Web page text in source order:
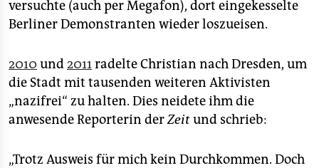
versuchte (auch per Megafon), dort eingekesselte
Berliner Demonstranten wieder loszueisen.
2010 und2011radelte Christian nach Dresden, um
die Stadt mit tausenden weiteren Aktivisten
„nazifrei“ zu halten. Dies neidete ihm die
anwesende Reporterin derZeitund schrieb:
„Trotz Ausweis für mich kein Durchkommen. Doch